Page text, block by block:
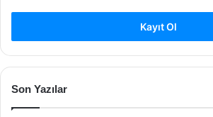
Kayıt Ol
Son Yazılar